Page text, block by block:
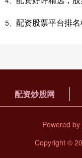
5、 配资股票平台排
配资炒股网
Powered by
Copyright ©